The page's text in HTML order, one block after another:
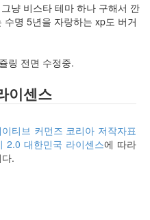
냥 비스타 테마 하나 구해서 깐
명 5년을 자랑하는 xp도 버거
링 전면 수정중.
이센스
이티브 커먼즈 코리아 저작자표
2.0 대한민국 라이센스에 따라
.